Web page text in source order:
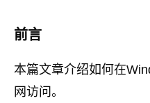
前言
本篇文章介绍如何在
网访问。